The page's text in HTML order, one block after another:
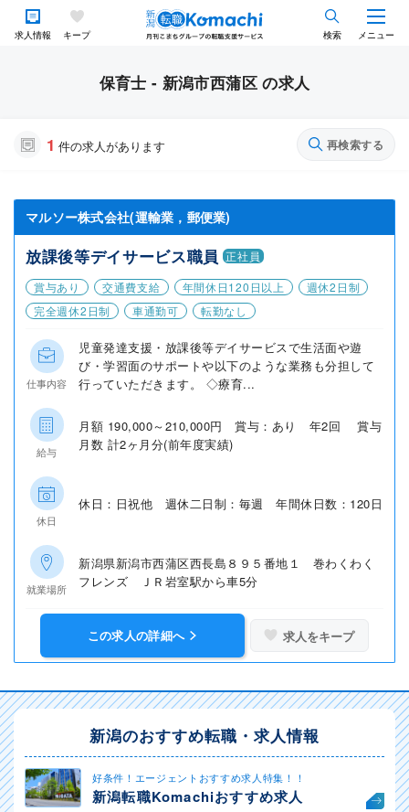
求人情報 キープ 検索 メニュー
保育士 - 新潟市西蒲区 の求人
1 件の求人があります 再検索する
マルソー株式会社(運輸業，郵便業)
放課後等デイサービス職員 正社員
賞与あり
交通費支給 年間休日120日以上
週休2日制
完全週休2日制
車通勤可 転勤なし
仕事内容
児童発達支援・放課後等デイサービスで生活面や遊
び・学習面のサポートや以下のような業務も分担して
行っていただきます。 ◇療育...
給与
月額 190,000～210,000円 賞与：あり 年2回 賞与
月数 計2ヶ月分(前年度実績)
休日
休日：日祝他 週休二日制：毎週 年間休日数：120日
就業場所
新潟県新潟市西蒲区西長島８９５番地１ 巻わくわく
フレンズ ＪＲ岩室駅から車5分
この求人の詳細へ 求人をキープ
新潟のおすすめ転職・求人情報
好条件！エージェントおすすめ求人特集！！
新潟転職Komachiおすすめ求人